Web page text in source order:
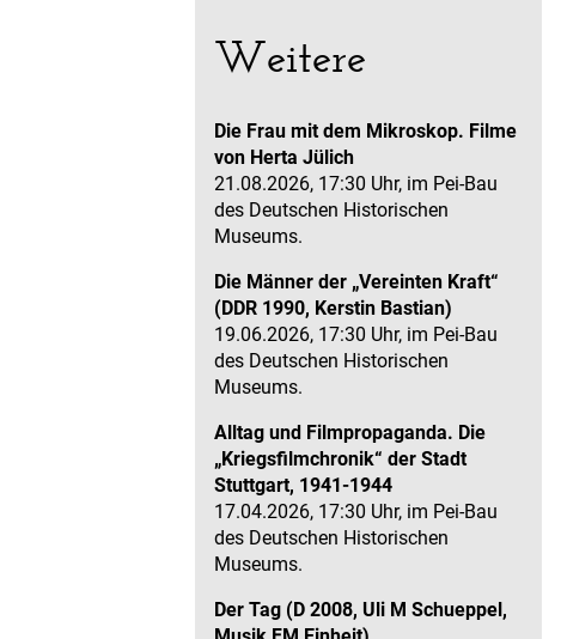
Weitere
Die Frau mit dem Mikroskop. Filme
von Herta Jülich
21.08.2026, 17:30 Uhr, im Pei-Bau
des Deutschen Historischen
Museums.
Die Männer der „Vereinten Kraft“
(DDR 1990, Kerstin Bastian)
19.06.2026, 17:30 Uhr, im Pei-Bau
des Deutschen Historischen
Museums.
Alltag und Filmpropaganda. Die
„Kriegsfilmchronik“ der Stadt
Stuttgart, 1941-1944
17.04.2026, 17:30 Uhr, im Pei-Bau
des Deutschen Historischen
Museums.
Der Tag (D 2008, Uli M Schueppel,